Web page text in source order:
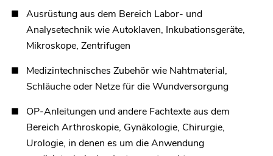
Ausrüstung aus dem Bereich Labor- und
Analysetechnik wie Autoklaven, Inkubationsgeräte,
Mikroskope, Zentrifugen
Medizintechnisches Zubehör wie Nahtmaterial,
Schläuche oder Netze für die Wundversorgung
OP-Anleitungen und andere Fachtexte aus dem
Bereich Arthroskopie, Gynäkologie, Chirurgie,
Urologie, in denen es um die Anwendung